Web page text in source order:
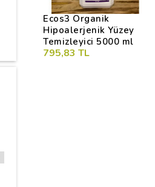
Ecos3 Organik
Hipoalerjenik Yüzey
Temizleyici 5000 ml
795,83 TL